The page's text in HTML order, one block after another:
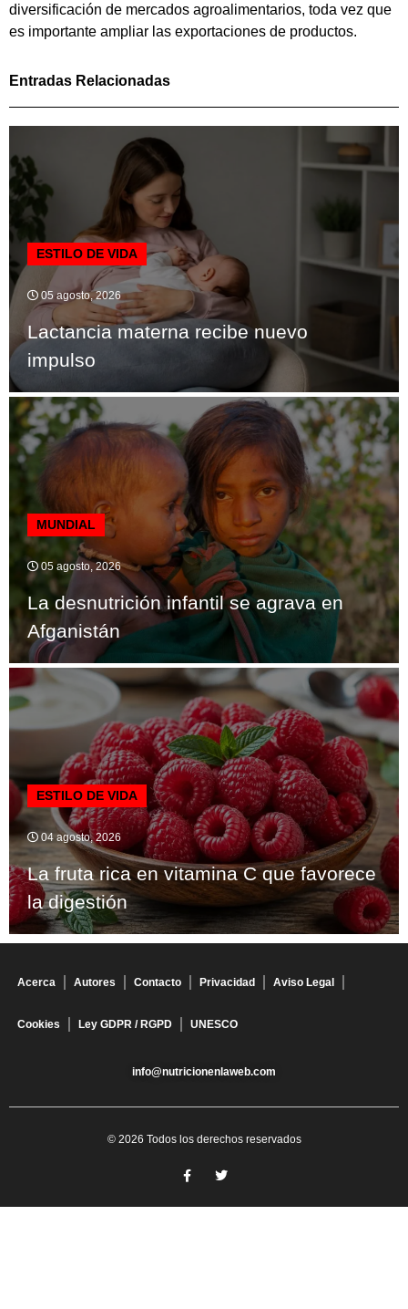
diversificación de mercados agroalimentarios, toda vez que
es importante ampliar las exportaciones de productos.
Entradas Relacionadas
ESTILO DE VIDA
05 agosto, 2026
Lactancia materna recibe nuevo
impulso
MUNDIAL
05 agosto, 2026
La desnutrición infantil se agrava en
Afganistán
ESTILO DE VIDA
04 agosto, 2026
La fruta rica en vitamina C que favorece
la digestión
Acerca Autores Contacto Privacidad Aviso Legal
Cookies Ley GDPR / RGPD UNESCO
info@nutricionenlaweb.com
© 2026 Todos los derechos reservados